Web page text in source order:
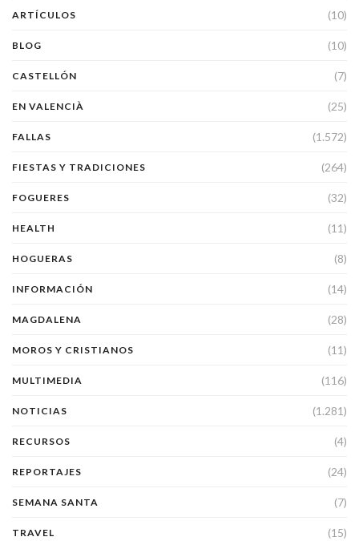
ARTÍCULOS (10)
BLOG (10)
CASTELLÓN (7)
EN VALENCIÀ (25)
FALLAS (1.572)
FIESTAS Y TRADICIONES (264)
FOGUERES (32)
HEALTH (11)
HOGUERAS (8)
INFORMACIÓN (14)
MAGDALENA (28)
MOROS Y CRISTIANOS (11)
MULTIMEDIA (116)
NOTICIAS (1.281)
RECURSOS (4)
REPORTAJES (24)
SEMANA SANTA (7)
TRAVEL (15)